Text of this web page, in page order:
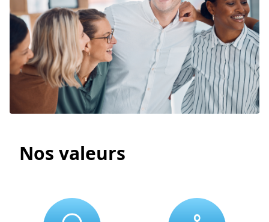
Nos valeurs